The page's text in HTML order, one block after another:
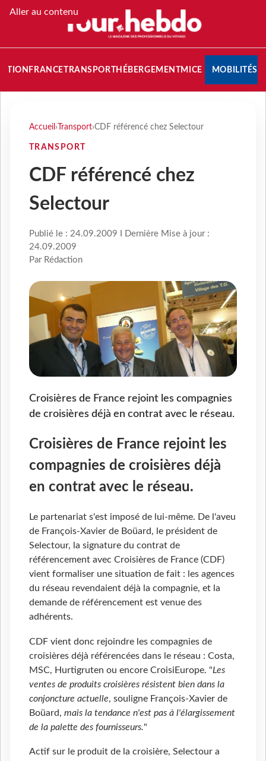
Aller au contenu
FRANCETRANSPORT HÉBERGEMENTMICE MOBILITÉS
Accueil › Transport›CDF référencé chez Selectour
TRANSPORT
CDF référencé chez
Selectour
Publié le : 24.09.2009 I Dernière Mise à jour :
24.09.2009
Par Rédaction
Croisières de France rejoint les compagnies
de croisières déjà en contrat avec le réseau.
Croisières de France rejoint les
compagnies de croisières déjà
en contrat avec le réseau.
Le partenariat s'est imposé de lui-même. De l'aveu
de François-Xavier de Boüard, le président de
Selectour, la signature du contrat de
référencement avec Croisières de France (CDF)
vient formaliser une situation de fait : les agences
du réseau revendaient déjà la compagnie, et la
demande de référencement est venue des
adhérents.
CDF vient donc rejoindre les compagnies de
croisières déjà référencées dans le réseau : Costa,
MSC, Hurtigruten ou encore CroisiEurope. "Les
ventes de produits croisières résistent bien dans la
conjoncture actuelle, souligne François-Xavier de
Boüard, mais la tendance n'est pas à l'élargissement
de la palette des fournisseurs."
Actif sur le produit de la croisière, Selectour a